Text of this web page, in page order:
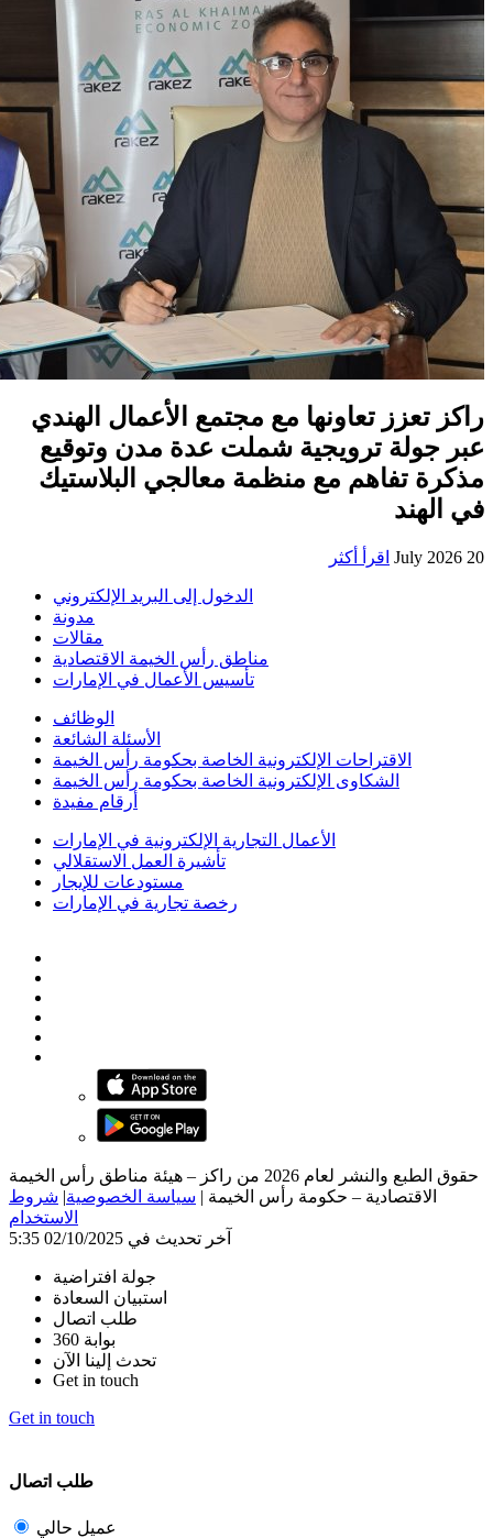
راكز تعزز تعاونها مع مجتمع الأعمال الهندي
عبر جولة ترويجية شملت عدة مدن وتوقيع
مذكرة تفاهم مع منظمة معالجي البلاستيك
في الهند
20 July 2026 اقرأ أكثر
الدخول إلى البريد الإلكتروني
مدونة
مقالات
مناطق رأس الخيمة الاقتصادية
تأسيس الأعمال في الإمارات
الوظائف
الأسئلة الشائعة
الاقتراحات الإلكترونية الخاصة بحكومة رأس الخيمة
الشكاوى الإلكترونية الخاصة بحكومة رأس الخيمة
أرقام مفيدة
الأعمال التجارية الإلكترونية في الإمارات
تأشيرة العمل الاستقلالي
مستودعات للإيجار
رخصة تجارية في الإمارات
حقوق الطبع والنشر لعام 2026 من راكز – هيئة مناطق رأس الخيمة
الاقتصادية – حكومة رأس الخيمة | سياسة الخصوصية| شروط
الاستخدام
آخر تحديث في 02/10/2025 5:35
جولة افتراضية
استبيان السعادة
طلب اتصال
بوابة 360
تحدث إلينا الآن
Get in touch
Get in touch
طلب اتصال
عميل حالي